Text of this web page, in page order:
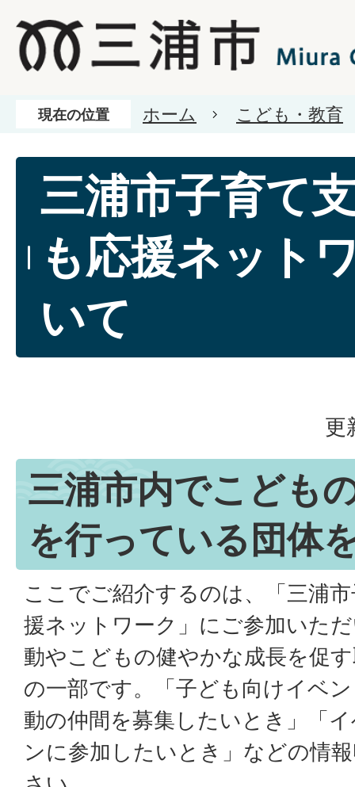
現在の位置 ホーム こども・教育
三浦市子育て
も応援ネット
いて
更
三浦市内でこども
を行っている団体
ここでご紹介するのは、「三浦
援ネットワーク」にご参加いた
動やこどもの健やかな成長を促
の一部です。「子ども向けイベ
動の仲間を募集したいとき」「
ンに参加したいとき」などの情